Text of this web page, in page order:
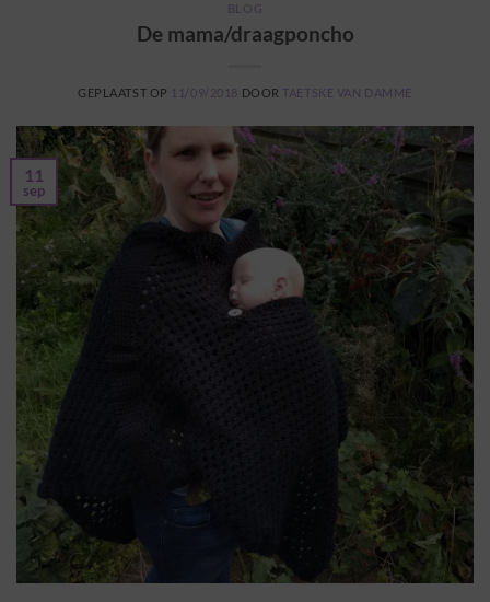
BLOG
De mama/draagponcho
GEPLAATST OP 11/09/2018 DOOR TAETSKE VAN DAMME
11
sep